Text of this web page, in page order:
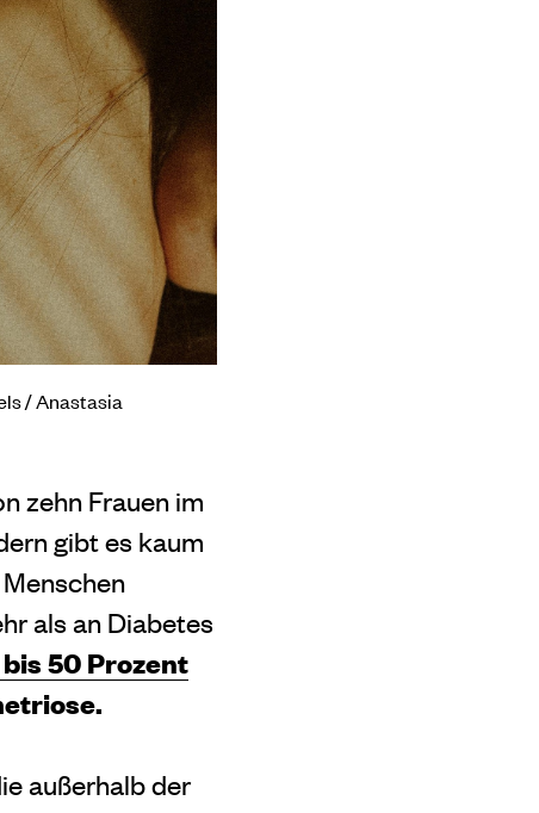
/ Anastasia
zehn Frauen im
gibt es kaum
als an Diabetes
50 Prozent
außerhalb der